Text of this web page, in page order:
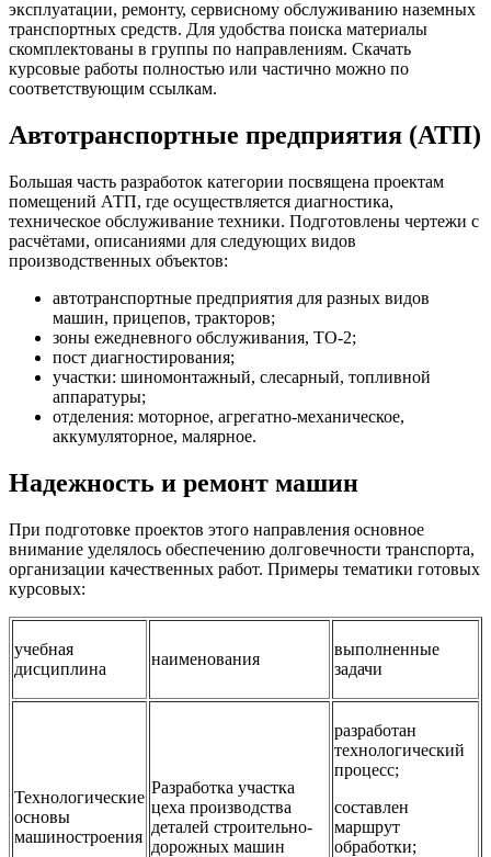
эксплуатации, ремонту, сервисному обслуживанию наземных
транспортных средств. Для удобства поиска материалы
скомплектованы в группы по направлениям. Скачать
курсовые работы полностью или частично можно по
соответствующим ссылкам.
Автотранспортные предприятия (АТП)
Большая часть разработок категории посвящена проектам
помещений АТП, где осуществляется диагностика,
техническое обслуживание техники. Подготовлены чертежи с
расчётами, описаниями для следующих видов
производственных объектов:
автотранспортные предприятия для разных видов
машин, прицепов, тракторов;
зоны ежедневного обслуживания, ТО-2;
пост диагностирования;
участки: шиномонтажный, слесарный, топливной
аппаратуры;
отделения: моторное, агрегатно-механическое,
аккумуляторное, малярное.
Надежность и ремонт машин
При подготовке проектов этого направления основное
внимание уделялось обеспечению долговечности транспорта,
организации качественных работ. Примеры тематики готовых
курсовых:
учебная
дисциплина
наименования
выполненные
задачи
Технологические
основы
машиностроения
Разработка участка
цеха производства
деталей строительно-
дорожных машин
разработан
технологический
процесс;
составлен
маршрут
обработки;